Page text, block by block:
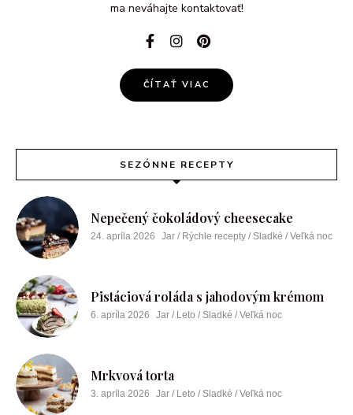
ma neváhajte kontaktovať!
ČÍTAŤ VIAC
SEZÓNNE RECEPTY
Nepečený čokoládový cheesecake
24. apríla 2026 Jar / Rýchle recepty / Sladké / Veľká noc
Pistáciová roláda s jahodovým krémom
6. apríla 2026 Jar / Leto / Sladké / Veľká noc
Mrkvová torta
3. apríla 2026 Jar / Leto / Sladké / Veľká noc